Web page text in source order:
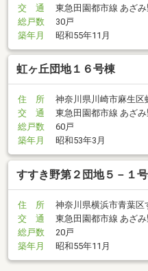
交 通
東急田園都市線 あざ
総戸数
30戸
築年月
昭和55年11月
虹ヶ丘団地１６号棟
住 所
神奈川県川崎市麻生区
交 通
東急田園都市線 あざ
総戸数
60戸
築年月
昭和53年3月
すすき野第２団地５－１
住 所
神奈川県横浜市青葉区
交 通
東急田園都市線 あざ
総戸数
20戸
築年月
昭和55年11月